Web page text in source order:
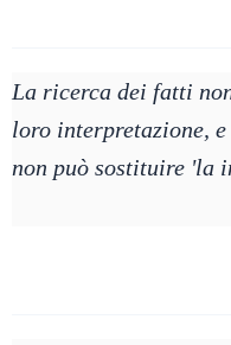
La ricerca dei fatti
loro interpretazione,
non può sostituire 'la